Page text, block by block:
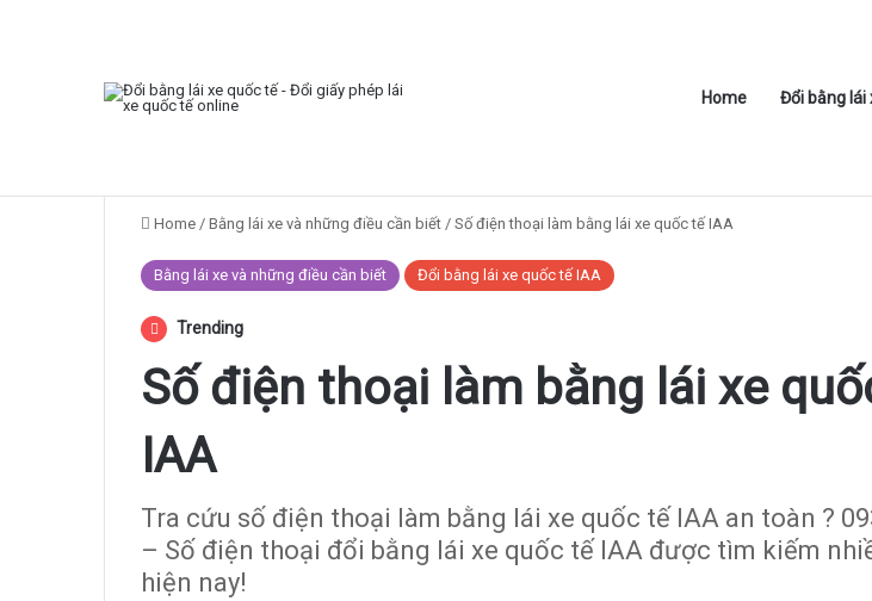
Home Đổi bằng lái
Breaking News
Home / Bằng lái xe và những điều cần biết / Số điện thoại làm bằng lái xe quốc tế IAA
Bằng lái xe và những điều cần biết Đổi bằng lái xe quốc tế IAA
Trending
Số điện thoại làm bằng lái xe
IAA
Tra cứu số điện thoại làm bằng lái xe quốc tế IAA an toàn ?
– Số điện thoại đổi bằng lái xe quốc tế IAA được tìm kiếm
hiện nay!